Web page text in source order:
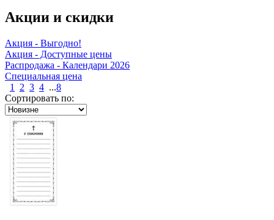
Акции и скидки
Акция - Выгодно!
Акция - Доступные цены
Распродажа - Календари 2026
Специальная цена
1
2 3 4 ...8
Сортировать по: